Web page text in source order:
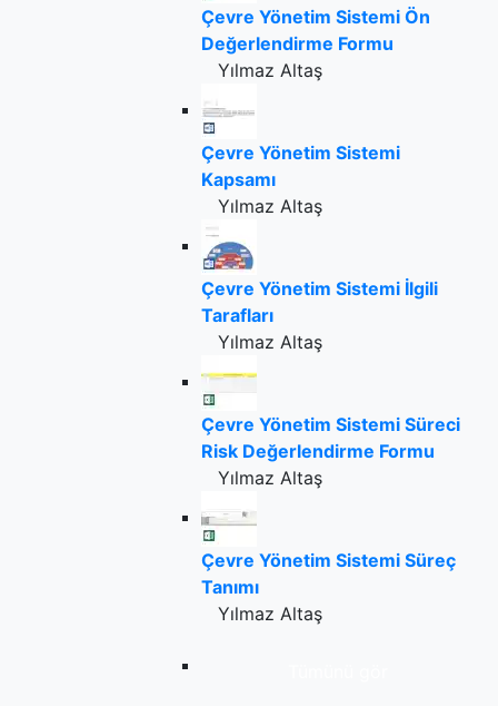
Çevre Yönetim Sistemi Ön
Değerlendirme Formu
Yılmaz Altaş
Çevre Yönetim Sistemi
Kapsamı
Yılmaz Altaş
Çevre Yönetim Sistemi İlgili
Tarafları
Yılmaz Altaş
Çevre Yönetim Sistemi Süreci
Risk Değerlendirme Formu
Yılmaz Altaş
Çevre Yönetim Sistemi Süreç
Tanımı
Yılmaz Altaş